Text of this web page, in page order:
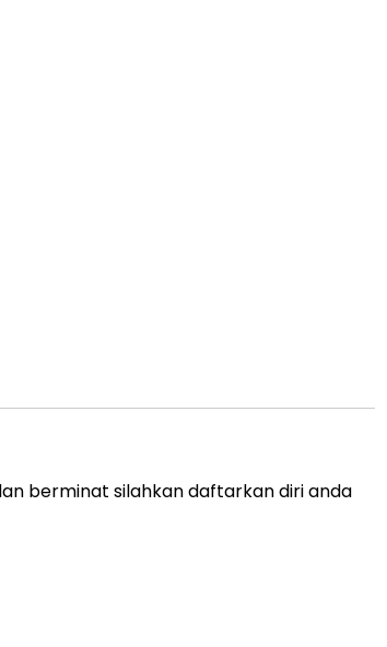
berminat silahkan daftarkan diri anda